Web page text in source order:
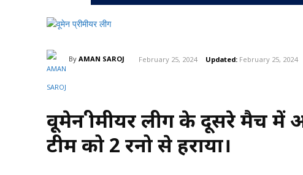
By AMAN SAROJ February 25, 2024 Updated: February 25, 2024
वूमेन प्रीमीयर लीग के दूसरे मैच में
टीम को 2 रनो से हराया।